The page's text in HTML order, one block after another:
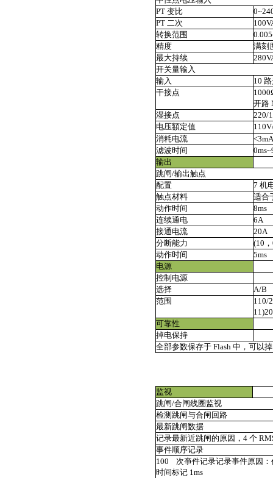
PT 变比
PT 二次
转换范围
精度
满刻
最大持续
开关量输入
输入
10
干接点
开路
湿接点
220/
电压額定值
消耗电流
滤波时间
输出
跳闸/输出触点
配置
7 机
触点材料
适合
动作时间
8ms
连续通电
6A
接通电流
20A
分断能力
(10
动作时间
5ms
电源
控制电源
选择
A/B
范围
110/
可靠性
掉电保持
全部参数保存于 Flash 中，可以
监视
跳闸/合闸线圈监视
检测跳闸与合闸回路
最新跳闸数据
记录最新近跳闸的原因，4 个
事件顺序记录
100
次亊件记录记录亊件原因
时间标记 1ms